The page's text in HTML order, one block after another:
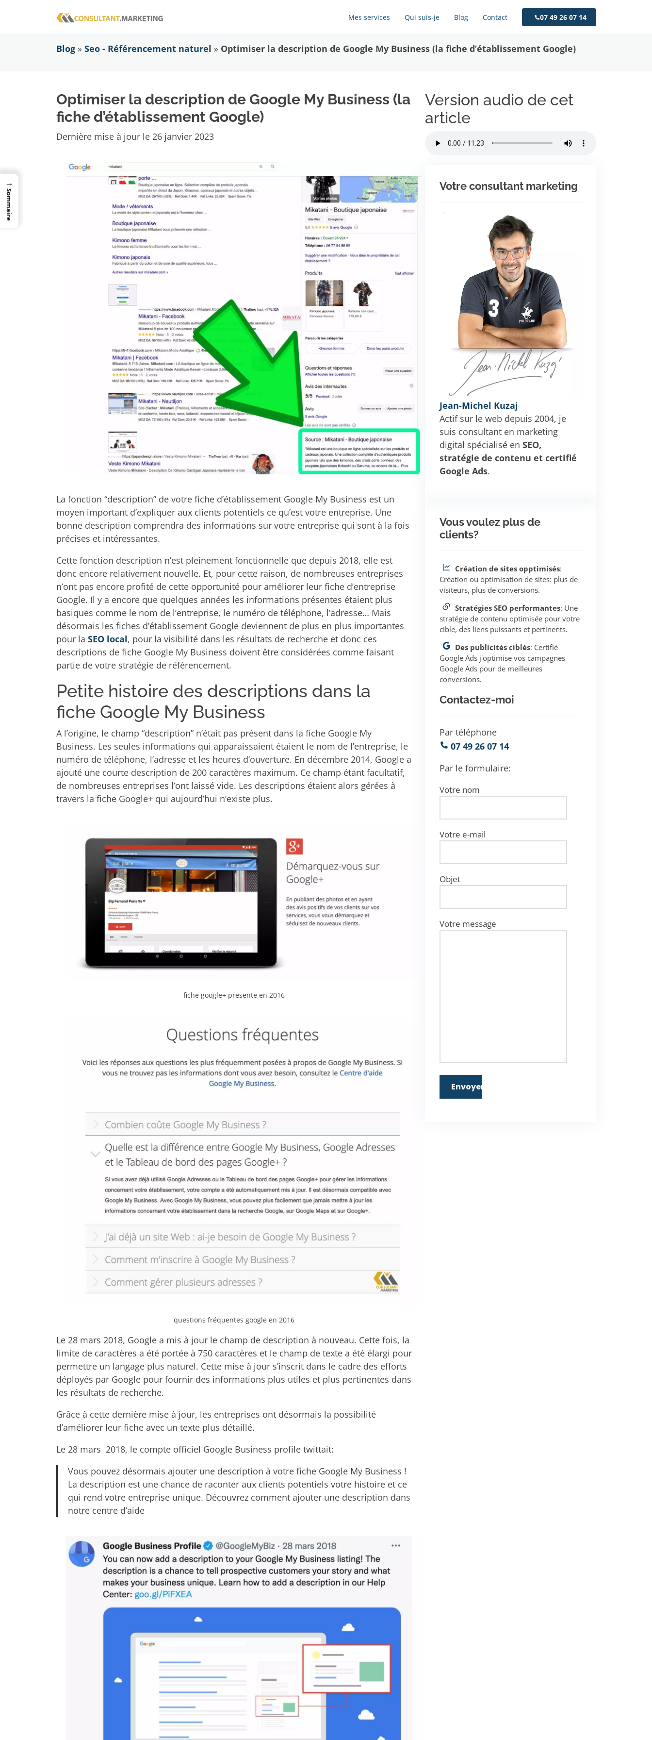
Blog» Seo - Référencement naturel » Optimiser la description de Google My Business (la fiche d’établissement Google)
Optimiser la description de Google My Business (la
fiche d’établissement Google)
Dernière mise à jour le 26 janvier 2023
La fonction “description” de votre fiche d’établissement Google My Business est un
moyen important d’expliquer aux clients potentiels ce qu’est votre entreprise. Une
bonne description comprendra des informations sur votre entreprise qui sont à la fois
précises et intéressantes.
Cette fonction description n’est pleinement fonctionnelle que depuis 2018, elle est
donc encore relativement nouvelle. Et, pour cette raison, de nombreuses entreprises
n’ont pas encore profité de cette opportunité pour améliorer leur fiche d’entreprise
Google. Il y a encore que quelques années les informations présentes étaient plus
basiques comme le nom de l’entreprise, le numéro de téléphone, l’adresse… Mais
désormais les fiches d’établissement Google deviennent de plus en plus importantes
pour la SEO local, pour la visibilité dans les résultats de recherche et donc ces
descriptions de fiche Google My Business doivent être considérées comme faisant
partie de votre stratégie de référencement.
Petite histoire des descriptions dans la
fiche Google My Business
A l’origine, le champ “description” n’était pas présent dans la fiche Google My
Business. Les seules informations qui apparaissaient étaient le nom de l’entreprise, le
numéro de téléphone, l’adresse et les heures d’ouverture. En décembre 2014, Google a
ajouté une courte description de 200 caractères maximum. Ce champ étant facultatif,
de nombreuses entreprises l’ont laissé vide. Les descriptions étaient alors gérées à
travers la fiche Google+ qui aujourd’hui n’existe plus.
fiche google+ presente en 2016
questions fréquentes google en 2016
Le 28 mars 2018, Google a mis à jour le champ de description à nouveau. Cette fois, la
limite de caractères a été portée à 750 caractères et le champ de texte a été élargi pour
permettre un langage plus naturel. Cette mise à jour s’inscrit dans le cadre des efforts
déployés par Google pour fournir des informations plus utiles et plus pertinentes dans
les résultats de recherche.
Grâce à cette dernière mise à jour, les entreprises ont désormais la possibilité
d’améliorer leur fiche avec un texte plus détaillé.
Le 28 mars 2018, le compte officiel Google Business profile twittait:
Vous pouvez désormais ajouter une description à votre fiche Google My Business !
La description est une chance de raconter aux clients potentiels votre histoire et ce
qui rend votre entreprise unique. Découvrez comment ajouter une description dans
notre centre d’aide
Version audio de cet
article
Votre consultant marketing
Jean-Michel Kuzaj
Actif sur le web depuis 2004, je
suis consultant en marketing
digital spécialisé en SEO,
stratégie de contenu et certifié
Google Ads.
Vous voulez plus de
clients?
Création de sites opptimisés:
Création ou optimisation de sites: plus de
visiteurs, plus de conversions.
Stratégies SEO performantes: Une
stratégie de contenu optimisée pour votre
cible, des liens puissants et pertinents.
Des publicités ciblés: Certifié
Google Ads j'optimise vos campagnes
Google Ads pour de meilleures
conversions.
Contactez-moi
Par téléphone
07 49 26 07 14
Par le formulaire:
Votre nom
Votre e-mail
Objet
Votre message
Mes services Qui suis-je Blog Contact 07 49 26 07 14
→
Sommaire